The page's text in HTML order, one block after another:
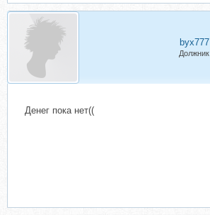
byx777
Должник
Денег пока нет((